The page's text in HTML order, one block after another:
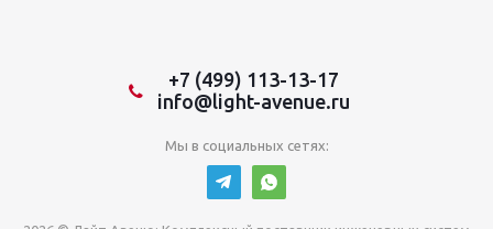
+7 (499) 113-13-17
info@light-avenue.ru
Мы в социальных сетях: